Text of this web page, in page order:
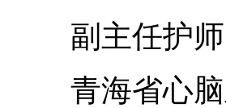
副主任护师
青海省心脑